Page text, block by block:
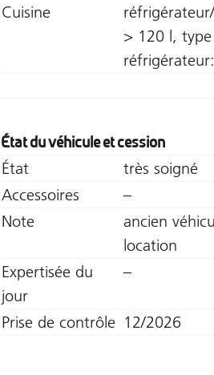
Cuisine
> 120 l,
État du véhicule et cession
État
très soigné
Accessoires
–
Note
ancien
location
Expertisée du
jour
–
Prise de contrôle 12/2026